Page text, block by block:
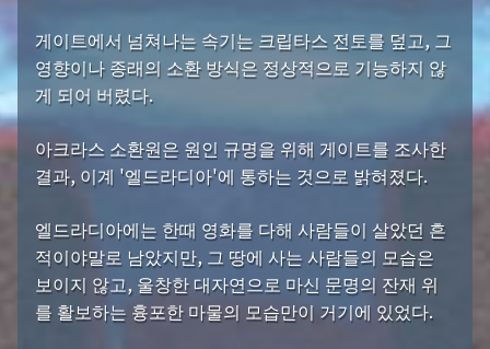
게이트에서 넘쳐나는 속기는 크립타스 전토를 덮고, 그
영향이나 종래의 소환 방식은 정상적으로 기능하지 않
게 되어 버렸다.
아크라스 소환원은 원인 규명을 위해 게이트를 조사한
결과, 이계 '엘드라디아'에 통하는 것으로 밝혀졌다.
엘드라디아에는 한때 영화를 다해 사람들이 살았던 흔
적이야말로 남았지만, 그 땅에 사는 사람들의 모습은
보이지 않고, 울창한 대자연으로 마신 문명의 잔재 위
를 활보하는 흉포한 마물의 모습만이 거기에 있었다.